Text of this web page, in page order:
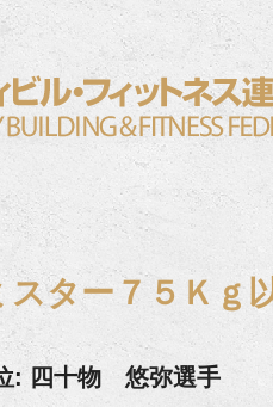
スター７５Ｋｇ
: 四十物 悠弥選手